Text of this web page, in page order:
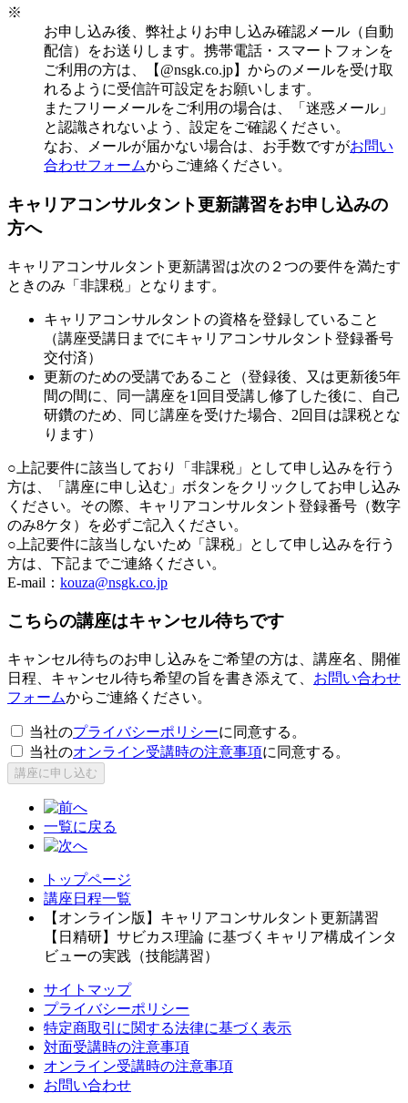
※
お申し込み後、弊社よりお申し込み確認メール（自動
配信）をお送りします。携帯電話・スマートフォンを
ご利用の方は、【@nsgk.co.jp】からのメールを受け取
れるように受信許可設定をお願いします。
またフリーメールをご利用の場合は、「迷惑メール」
と認識されないよう、設定をご確認ください。
なお、メールが届かない場合は、お手数ですがお問い
合わせフォームからご連絡ください。
キャリアコンサルタント更新講習をお申し込みの
方へ
キャリアコンサルタント更新講習は次の２つの要件を満たす
ときのみ「非課税」となります。
キャリアコンサルタントの資格を登録していること
（講座受講日までにキャリアコンサルタント登録番号
交付済）
更新のための受講であること（登録後、又は更新後5年
間の間に、同一講座を1回目受講し修了した後に、自己
研鑽のため、同じ講座を受けた場合、2回目は課税とな
ります）
○上記要件に該当しており「非課税」として申し込みを行う
方は、「講座に申し込む」ボタンをクリックしてお申し込み
ください。その際、キャリアコンサルタント登録番号（数字
のみ8ケタ）を必ずご記入ください。
○上記要件に該当しないため「課税」として申し込みを行う
方は、下記までご連絡ください。
E-mail： kouza@nsgk.co.jp
こちらの講座はキャンセル待ちです
キャンセル待ちのお申し込みをご希望の方は、講座名、開催
日程、キャンセル待ち希望の旨を書き添えて、 お問い合わせ
フォームからご連絡ください。
当社のプライバシーポリシーに同意する。
当社のオンライン受講時の注意事項に同意する。
講座に申し込む
一覧に戻る
トップページ
講座日程一覧
【オンライン版】キャリアコンサルタント更新講習
【日精研】サビカス理論 に基づくキャリア構成インタ
ビューの実践（技能講習）
サイトマップ
プライバシーポリシー
特定商取引に関する法律に基づく表示
対面受講時の注意事項
オンライン受講時の注意事項
お問い合わせ